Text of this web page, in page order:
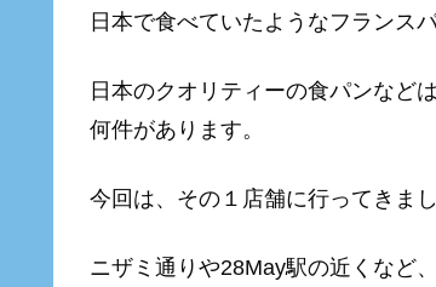
日本で食べていたようなフランス
日本のクオリティーの食パンなど
何件があります。
今回は、その１店舗に行ってきまし
ニザミ通りや28May駅の近くなど